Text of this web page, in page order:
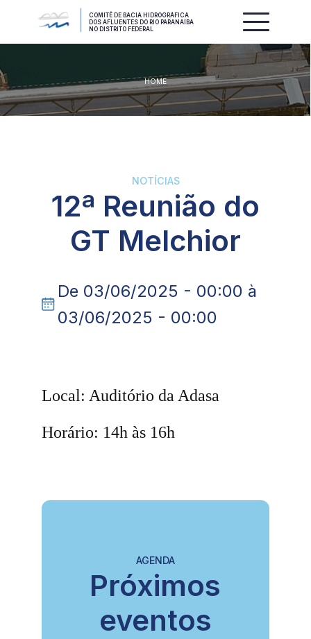
COMITÊ DE BACIA HIDROGRÁFICA
DOS AFLUENTES DO RIO PARANAÍBA
NO DISTRITO FEDERAL
HOME
NOTÍCIAS
12ª Reunião do
GT Melchior
De 03/06/2025 - 00:00 à
03/06/2025 - 00:00
Local: Auditório da Adasa
Horário: 14h às 16h
AGENDA
Próximos
eventos